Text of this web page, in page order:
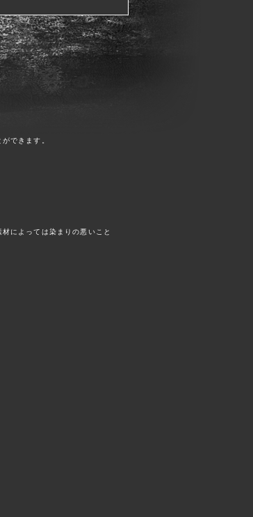
できます。
によっては染まりの悪いこと